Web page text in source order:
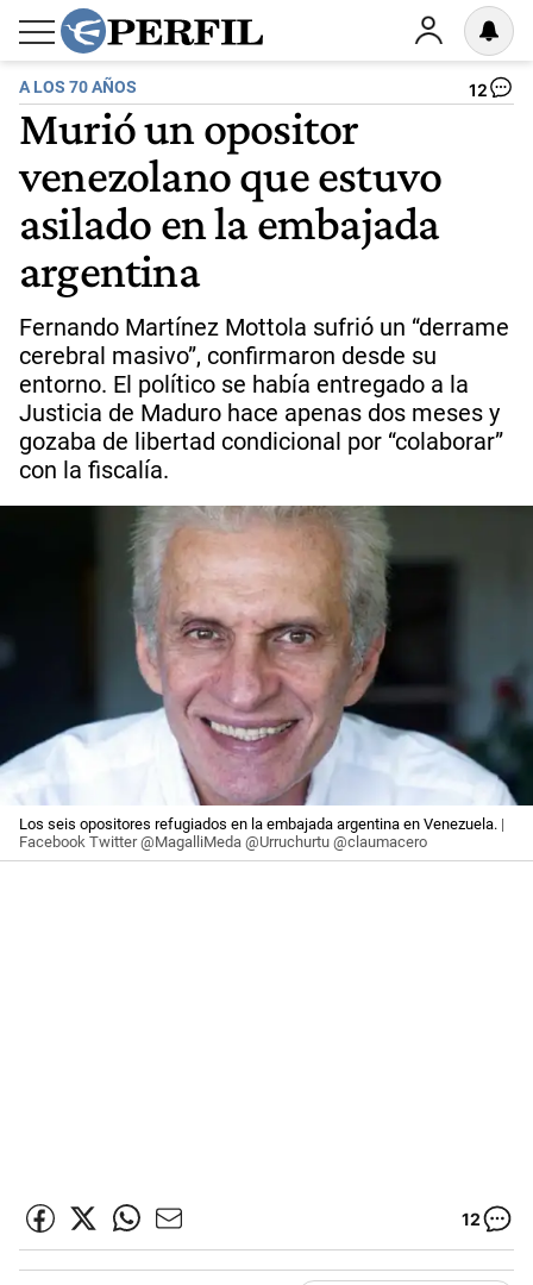
A LOS 70 AÑOS 12
Murió un opositor
venezolano que estuvo
asilado en la embajada
argentina
Fernando Martínez Mottola sufrió un “derrame
cerebral masivo”, confirmaron desde su
entorno. El político se había entregado a la
Justicia de Maduro hace apenas dos meses y
gozaba de libertad condicional por “colaborar”
con la fiscalía.
Los seis opositores refugiados en la embajada argentina en Venezuela. |
Facebook Twitter @MagalliMeda @Urruchurtu @claumacero
12